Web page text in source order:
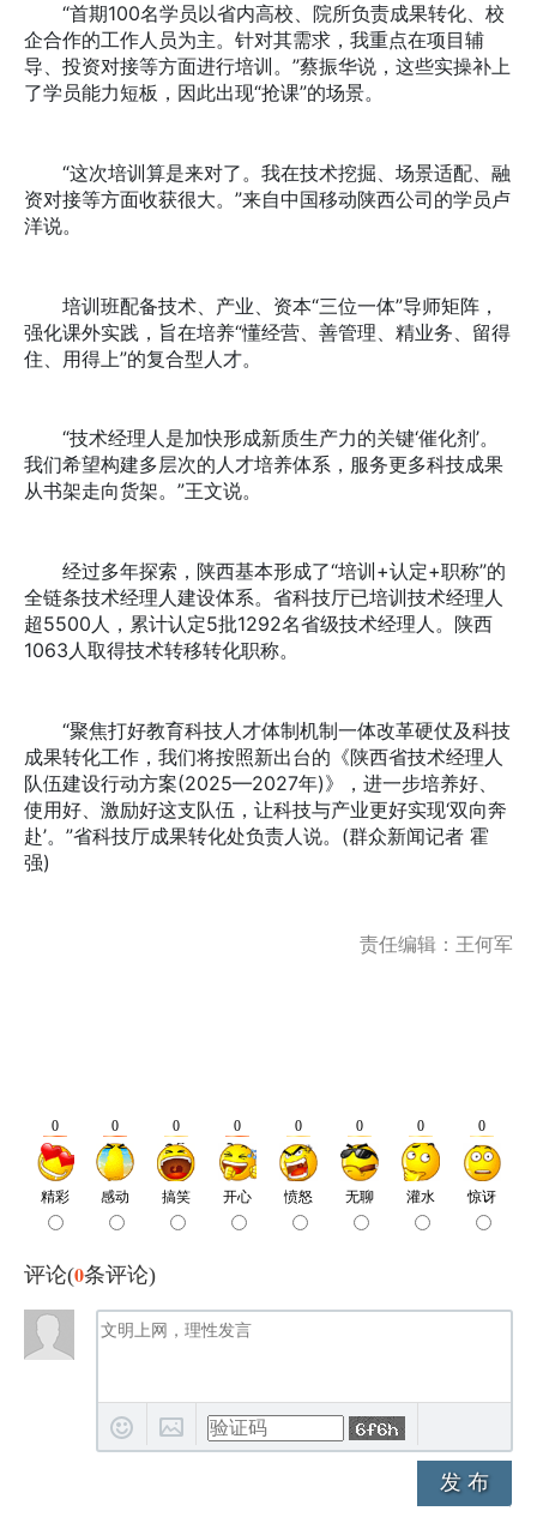
“首期100名学员以省内高校、院所负责成果转化、校
企合作的工作人员为主。针对其需求，我重点在项目辅
导、投资对接等方面进行培训。”蔡振华说，这些实操补上
了学员能力短板，因此出现“抢课”的场景。
“这次培训算是来对了。我在技术挖掘、场景适配、融
资对接等方面收获很大。”来自中国移动陕西公司的学员卢
洋说。
培训班配备技术、产业、资本“三位一体”导师矩阵，
强化课外实践，旨在培养“懂经营、善管理、精业务、留得
住、用得上”的复合型人才。
“技术经理人是加快形成新质生产力的关键‘催化剂’。
我们希望构建多层次的人才培养体系，服务更多科技成果
从书架走向货架。”王文说。
经过多年探索，陕西基本形成了“培训+认定+职称”的
全链条技术经理人建设体系。省科技厅已培训技术经理人
超5500人，累计认定5批1292名省级技术经理人。陕西
1063人取得技术转移转化职称。
“聚焦打好教育科技人才体制机制一体改革硬仗及科技
成果转化工作，我们将按照新出台的《陕西省技术经理人
队伍建设行动方案(2025—2027年)》，进一步培养好、
使用好、激励好这支队伍，让科技与产业更好实现‘双向奔
赴’。”省科技厅成果转化处负责人说。(群众新闻记者 霍
强)
责任编辑：王何军
评论(0条评论)
发 布